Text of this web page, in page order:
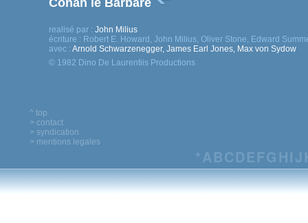
realisé par : John Milius
écriture : Robert E. Howard, John Milius, Oliver Stone, Edward
avec : Arnold Schwarzenegger, James Earl Jones, Max von Sydow
© 1982 Dino De Laurentiis Productions
^ top
> contact
> syndication
> mentions legales
*ABCDEFG HIJ